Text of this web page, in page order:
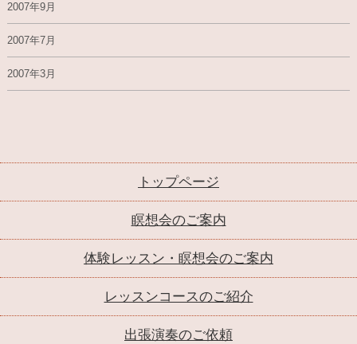
2007年9月
2007年7月
2007年3月
トップページ
瞑想会のご案内
体験レッスン・瞑想会のご案内
レッスンコースのご紹介
出張演奏のご依頼